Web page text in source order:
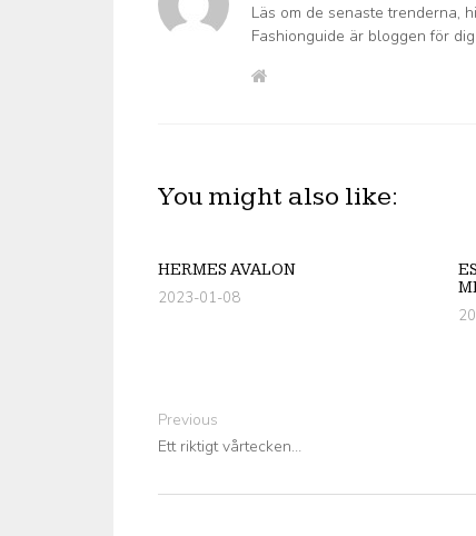
Läs om de senaste trenderna,
Fashionguide är bloggen för
You might also like:
HERMES AVALON
2023-01-08
Previous
Ett riktigt vårtecken…